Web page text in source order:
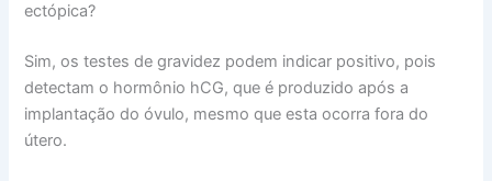
ectópica?
Sim, os testes de gravidez podem indicar positivo, pois
detectam o hormônio hCG, que é produzido após a
implantação do óvulo, mesmo que esta ocorra fora do
útero.